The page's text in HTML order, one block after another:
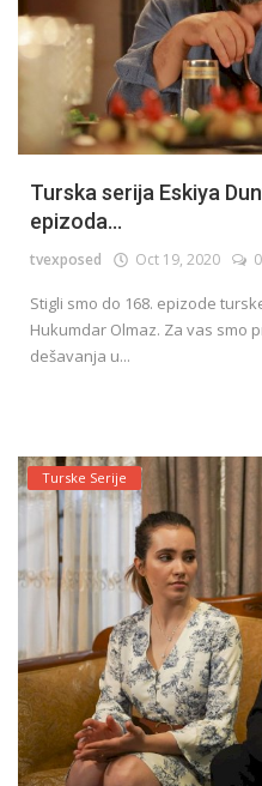
Turska serija Eskiya
epizoda...
tvexposed Oct 19, 2020 0
Stigli smo do 168. epizode
Hukumdar Olmaz. Za vas smo
dešavanja u...
Turske Serije